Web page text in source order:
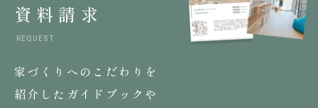
資料請求
REQUEST
家づくりへのこだわりを
紹介したガイドブックや